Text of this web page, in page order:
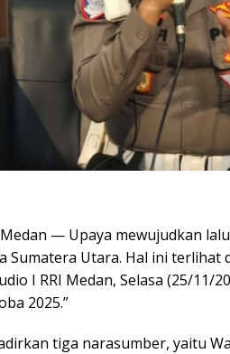
— Upaya mewujudkan
Sumatera Utara. Hal ini
I RRI Medan, Selasa (25/11/
2025.”
tiga narasumber, yaitu